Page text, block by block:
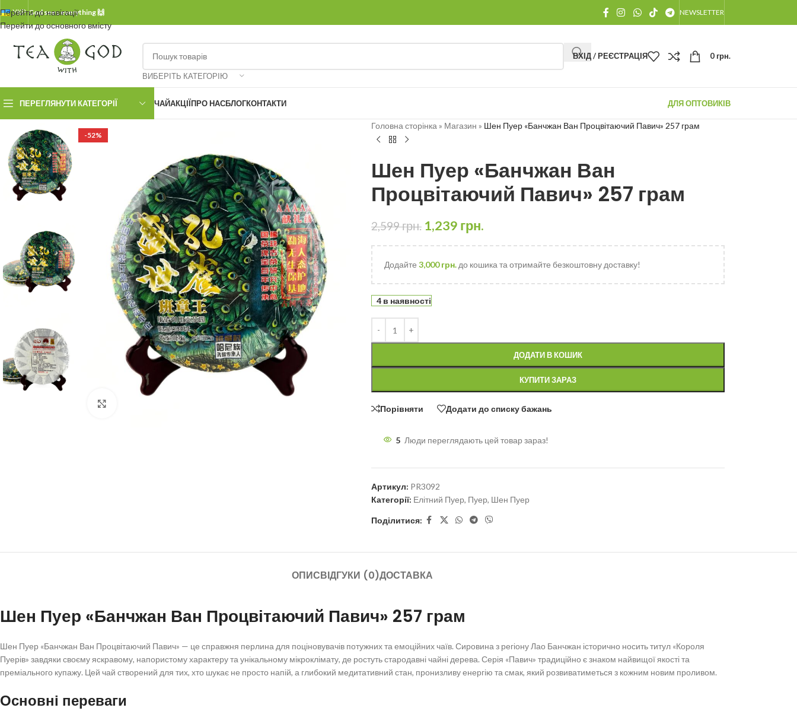
Перейти до навігації
Перейти до основного вмісту
УКР.God sees everything 🙌 NEWSLETTER
ВИБЕРІТЬ КАТЕГОРІЮ
ВХІД / РЕЄСТРАЦІЯ 0 грн.
ПЕРЕГЛЯНУТИ КАТЕГОРІЇ ЧАЙАКЦІЇПРО НАСБЛОГКОНТАКТИ ДЛЯ ОПТОВИКІВ
-52%
Головна сторінка » Магазин » Шен Пуер «Банчжан Ван Процвітаючий Павич» 257 грам
Шен Пуер «Банчжан Ван
Процвітаючий Павич» 257 грам
2,599грн. 1,239 грн.
Додайте 3,000грн.до кошика та отримайте безкоштовну доставку!
4 в наявності
ДОДАТИ В КОШИК
КУПИТИ ЗАРАЗ
Порівняти Додати до списку бажань
5 Люди переглядають цей товар зараз!
Артикул: PR3092
Категорії: Елітний Пуер, Пуер, Шен Пуер
Поділитися:
ОПИСВІДГУКИ (0)ДОСТАВКА
Шен Пуер «Банчжан Ван Процвітаючий Павич» 257 грам
Шен Пуер «Банчжан Ван Процвітаючий Павич» — це справжня перлина для поціновувачів потужних та емоційних чаїв. Сировина з регіону Лао Банчжан історично носить титул «Короля
Пуерів» завдяки своєму яскравому, напористому характеру та унікальному мікроклімату, де ростуть стародавні чайні дерева. Серія «Павич» традиційно є знаком найвищої якості та
преміального купажу. Цей чай створений для тих, хто шукає не просто напій, а глибокий медитативний стан, пронизливу енергію та смак, який розвиватиметься з кожним новим проливом.
Основні переваги